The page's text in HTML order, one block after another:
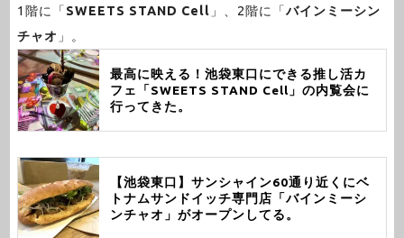
1階に「 SWEETS STAND Cell 」、2階に「バインミーシン
チャオ 」。
最高に映える！池袋東口にできる推し活カ
フェ「SWEETS STAND Cell」の内覧会に
行ってきた。
【池袋東口】サンシャイン60通り近くにベ
トナムサンドイッチ専門店「バインミーシ
ンチャオ」がオープンしてる。